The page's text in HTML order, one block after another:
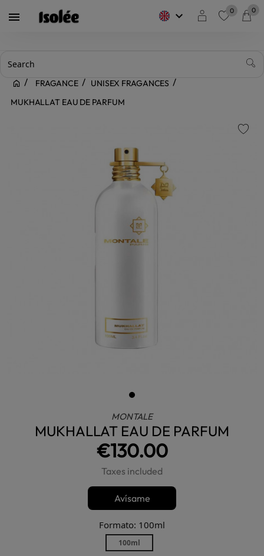
 keyboard_arrow_down 0 0
FRAGANCE
UNISEX FRAGANCES
MUKHALLAT EAU DE PARFUM
MONTALE
MUKHALLAT EAU DE PARFUM
€130.00
Taxes included
Avísame
Formato: 100ml
100ml